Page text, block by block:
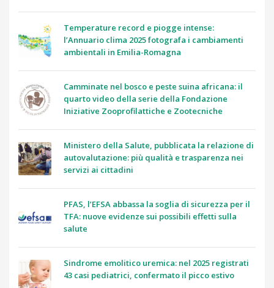
Temperature record e piogge intense:
l’Annuario clima 2025 fotografa i cambiamenti
ambientali in Emilia-Romagna
Camminate nel bosco e peste suina africana: il
quarto video della serie della Fondazione
Iniziative Zooprofilattiche e Zootecniche
Ministero della Salute, pubblicata la relazione di
autovalutazione: più qualità e trasparenza nei
servizi ai cittadini
PFAS, l’EFSA abbassa la soglia di sicurezza per il
TFA: nuove evidenze sui possibili effetti sulla
salute
Sindrome emolitico uremica: nel 2025 registrati
43 casi pediatrici, confermato il picco estivo